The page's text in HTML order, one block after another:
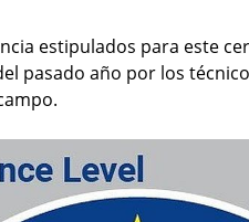
estipulados para este
pasado año por los